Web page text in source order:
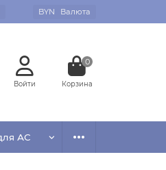
BYN Валюта
0
АС